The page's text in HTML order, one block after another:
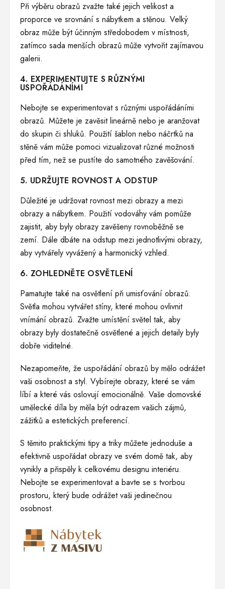
Při výběru obrazů zvažte také jejich velikost a
proporce ve srovnání s nábytkem a stěnou. Velký
obraz může být účinným středobodem v místnosti,
zatímco sada menších obrazů může vytvořit zajímavou
galerii.
4. EXPERIMENTUJTE S RŮZNÝMI
USPOŘÁDÁNÍMI
Nebojte se experimentovat s různými uspořádáními
obrazů. Můžete je zavěsit lineárně nebo je aranžovat
do skupin či shluků. Použití šablon nebo náčrtků na
stěně vám může pomoci vizualizovat různé možnosti
před tím, než se pustíte do samotného zavěšování.
5. UDRŽUJTE ROVNOST A ODSTUP
Důležité je udržovat rovnost mezi obrazy a mezi
obrazy a nábytkem. Použití vodováhy vám pomůže
zajistit, aby byly obrazy zavěšeny rovnoběžně se
zemí. Dále dbáte na odstup mezi jednotlivými obrazy,
aby vytvářely vyvážený a harmonický vzhled.
6. ZOHLEDNĚTE OSVĚTLENÍ
Pamatujte také na osvětlení při umisťování obrazů.
Světla mohou vytvářet stíny, které mohou ovlivnit
vnímání obrazů. Zvažte umístění světel tak, aby
obrazy byly dostatečně osvětlené a jejich detaily byly
dobře viditelné.
Nezapomeňte, že uspořádání obrazů by mělo odrážet
vaši osobnost a styl. Vybírejte obrazy, které se vám
líbí a které vás oslovují emocionálně. Vaše domovské
umělecké díla by měla být odrazem vašich zájmů,
zážitků a estetických preferencí.
S těmito praktickými tipy a triky můžete jednoduše a
efektivně uspořádat obrazy ve svém domě tak, aby
vynikly a přispěly k celkovému designu interiéru.
Nebojte se experimentovat a bavte se s tvorbou
prostoru, který bude odrážet vaši jedinečnou
osobnost.